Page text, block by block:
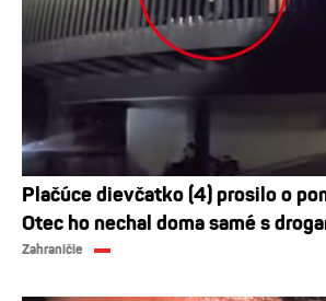
Plačúce dievčatko (4) prosilo o
Otec ho nechal doma samé s
Zahraničie